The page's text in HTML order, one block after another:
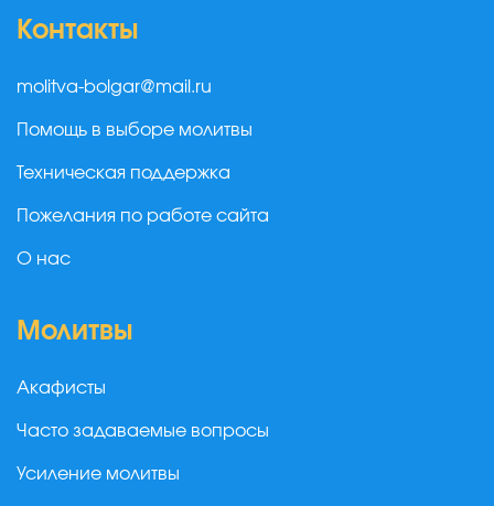
Контакты
molitva-bolgar@mail.ru
Помощь в выборе молитвы
Техническая поддержка
Пожелания по работе сайта
О нас
Молитвы
Акафисты
Часто задаваемые вопросы
Усиление молитвы